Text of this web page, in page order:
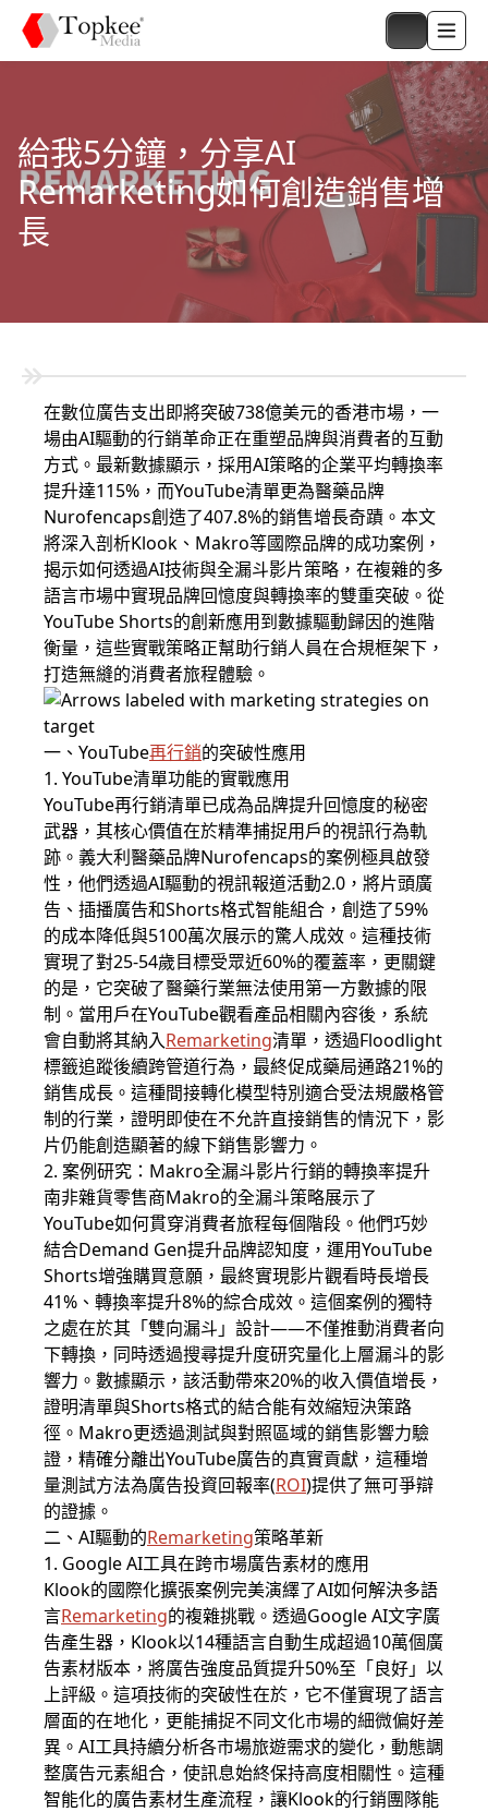
給我5分鐘，分享AI
Remarketing如何創造銷售增
長
在數位廣告支出即將突破738億美元的香港市場，一
場由AI驅動的行銷革命正在重塑品牌與消費者的互動
方式。最新數據顯示，採用AI策略的企業平均轉換率
提升達115%，而YouTube清單更為醫藥品牌
Nurofencaps創造了407.8%的銷售增長奇蹟。本文
將深入剖析Klook、Makro等國際品牌的成功案例，
揭示如何透過AI技術與全漏斗影片策略，在複雜的多
語言市場中實現品牌回憶度與轉換率的雙重突破。從
YouTube Shorts的創新應用到數據驅動歸因的進階
衡量，這些實戰策略正幫助行銷人員在合規框架下，
打造無縫的消費者旅程體驗。
一、YouTube再行銷的突破性應用
1. YouTube清單功能的實戰應用
YouTube再行銷清單已成為品牌提升回憶度的秘密
武器，其核心價值在於精準捕捉用戶的視訊行為軌
跡。義大利醫藥品牌Nurofencaps的案例極具啟發
性，他們透過AI驅動的視訊報道活動2.0，將片頭廣
告、插播廣告和Shorts格式智能組合，創造了59%
的成本降低與5100萬次展示的驚人成效。這種技術
實現了對25-54歲目標受眾近60%的覆蓋率，更關鍵
的是，它突破了醫藥行業無法使用第一方數據的限
制。當用戶在YouTube觀看產品相關內容後，系統
會自動將其納入Remarketing清單，透過Floodlight
標籤追蹤後續跨管道行為，最終促成藥局通路21%的
銷售成長。這種間接轉化模型特別適合受法規嚴格管
制的行業，證明即使在不允許直接銷售的情況下，影
片仍能創造顯著的線下銷售影響力。
2. 案例研究：Makro全漏斗影片行銷的轉換率提升
南非雜貨零售商Makro的全漏斗策略展示了
YouTube如何貫穿消費者旅程每個階段。他們巧妙
結合Demand Gen提升品牌認知度，運用YouTube
Shorts增強購買意願，最終實現影片觀看時長增長
41%、轉換率提升8%的綜合成效。這個案例的獨特
之處在於其「雙向漏斗」設計——不僅推動消費者向
下轉換，同時透過搜尋提升度研究量化上層漏斗的影
響力。數據顯示，該活動帶來20%的收入價值增長，
證明清單與Shorts格式的結合能有效縮短決策路
徑。Makro更透過測試與對照區域的銷售影響力驗
證，精確分離出YouTube廣告的真實貢獻，這種增
量測試方法為廣告投資回報率(ROI)提供了無可爭辯
的證據。
二、AI驅動的Remarketing策略革新
1. Google AI工具在跨市場廣告素材的應用
Klook的國際化擴張案例完美演繹了AI如何解決多語
言Remarketing的複雜挑戰。透過Google AI文字廣
告產生器，Klook以14種語言自動生成超過10萬個廣
告素材版本，將廣告強度品質提升50%至「良好」以
上評級。這項技術的突破性在於，它不僅實現了語言
層面的在地化，更能捕捉不同文化市場的細微偏好差
異。AI工具持續分析各市場旅遊需求的變化，動態調
整廣告元素組合，使訊息始終保持高度相關性。這種
智能化的廣告素材生產流程，讓Klook的行銷團隊能